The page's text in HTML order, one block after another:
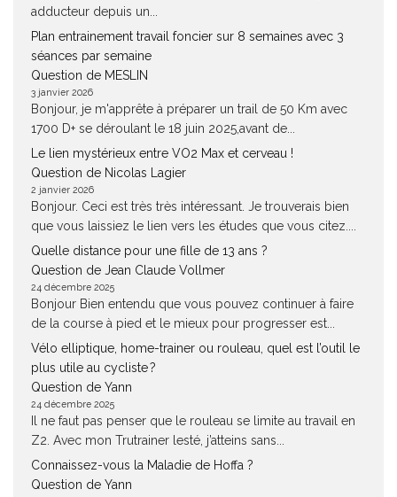
adducteur depuis un...
Plan entrainement travail foncier sur 8 semaines avec 3
séances par semaine
Question de MESLIN
3 janvier 2026
Bonjour, je m'apprête à préparer un trail de 50 Km avec
1700 D+ se déroulant le 18 juin 2025,avant de...
Le lien mystérieux entre VO2 Max et cerveau !
Question de Nicolas Lagier
2 janvier 2026
Bonjour. Ceci est très très intéressant. Je trouverais bien
que vous laissiez le lien vers les études que vous citez....
Quelle distance pour une fille de 13 ans ?
Question de Jean Claude Vollmer
24 décembre 2025
Bonjour Bien entendu que vous pouvez continuer à faire
de la course à pied et le mieux pour progresser est...
Vélo elliptique, home-trainer ou rouleau, quel est l’outil le
plus utile au cycliste ?
Question de Yann
24 décembre 2025
Il ne faut pas penser que le rouleau se limite au travail en
Z2. Avec mon Trutrainer lesté, j’atteins sans...
Connaissez-vous la Maladie de Hoffa ?
Question de Yann